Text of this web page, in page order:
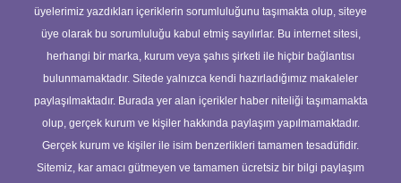
üyelerimiz yazdıkları içeriklerin sorumluluğunu taşımakta olup, siteye
üye olarak bu sorumluluğu kabul etmiş sayılırlar. Bu internet sitesi,
herhangi bir marka, kurum veya şahıs şirketi ile hiçbir bağlantısı
bulunmamaktadır. Sitede yalnızca kendi hazırladığımız makaleler
paylaşılmaktadır. Burada yer alan içerikler haber niteliği taşımamakta
olup, gerçek kurum ve kişiler hakkında paylaşım yapılmamaktadır.
Gerçek kurum ve kişiler ile isim benzerlikleri tamamen tesadüfidir.
Sitemiz, kar amacı gütmeyen ve tamamen ücretsiz bir bilgi paylaşım